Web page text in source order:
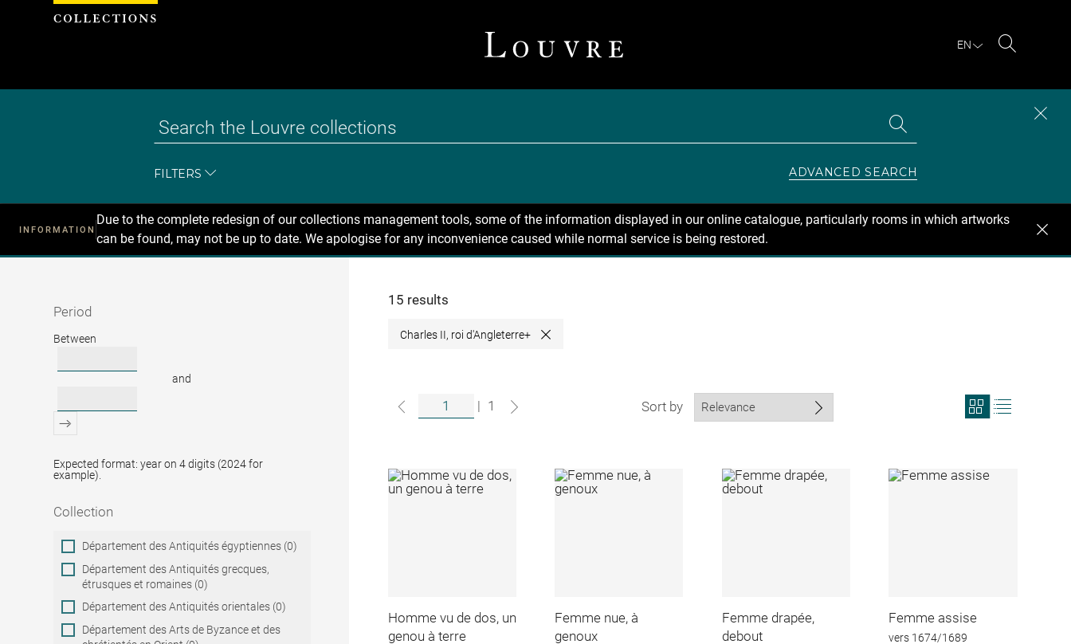
EN
FILTERS ADVANCED SEARCH
INFORMATION
Due to the complete redesign of our collections management tools, some of the information displayed in our online catalogue, particularly rooms in which artworks
can be found, may not be up to date. We apologise for any inconvenience caused while normal service is being restored.
Recherche
Period
Period
Between
and
Expected format: year on 4 digits (2024 for
example).
Collection
Collection
Département des Antiquités égyptiennes (0)
Département des Antiquités grecques,
étrusques et romaines (0)
Département des Antiquités orientales (0)
Département des Arts de Byzance et des
15 results
Charles II, roi d'Angleterre+ Close
| 1 Sort by
View
search
Homme vu de dos, un
genou à terre
Femme nue, à
genoux
Femme drapée,
debout
Femme assise
vers 1674/1689
Cookies management panel